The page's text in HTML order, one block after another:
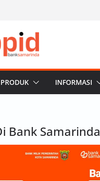
PRODUK INFORMASI
Bank Samarinda